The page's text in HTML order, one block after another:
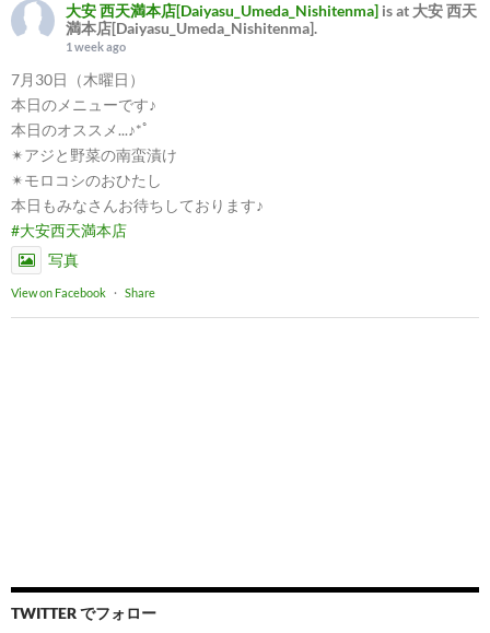
大安 西天満本店[Daiyasu_Umeda_Nishitenma] is at 大安 西天
満本店[Daiyasu_Umeda_Nishitenma].
1 week ago
7月30日（木曜日）
本日のメニューです♪
本日のオススメ...♪*ﾟ
✴︎アジと野菜の南蛮漬け
✴︎モロコシのおひたし
本日もみなさんお待ちしております♪
#大安西天満本店
写真
View on Facebook · Share
TWITTER でフォロー